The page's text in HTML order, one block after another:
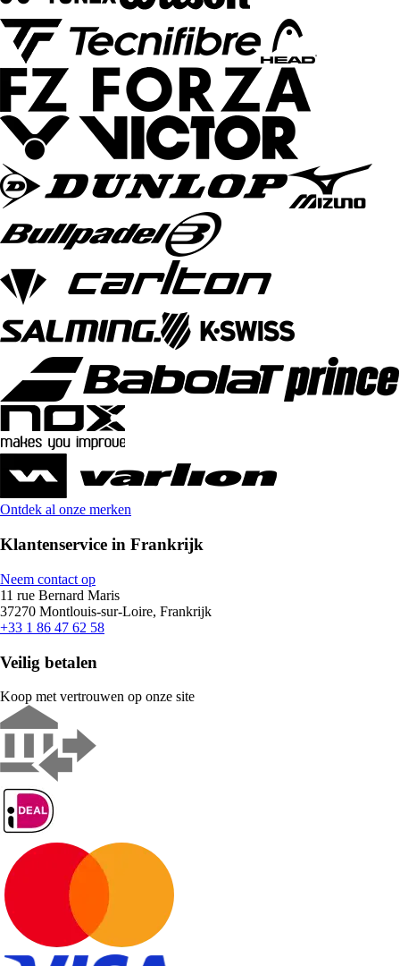
Ontdek al onze merken
Klantenservice in Frankrijk
Neem contact op
11 rue Bernard Maris
37270 Montlouis-sur-Loire, Frankrijk
+33 1 86 47 62 58
Veilig betalen
Koop met vertrouwen op onze site